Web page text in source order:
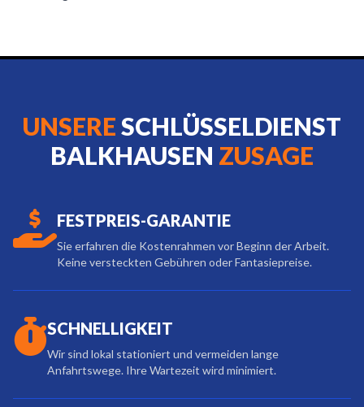
UNSERESCHLÜSSELDIENST
BALKHAUSEN ZUSAGE
FESTPREIS-GARANTIE
Sie erfahren die Kostenrahmen vor Beginn der Arbeit.
Keine versteckten Gebühren oder Fantasiepreise.
SCHNELLIGKEIT
Wir sind lokal stationiert und vermeiden lange
Anfahrtswege. Ihre Wartezeit wird minimiert.